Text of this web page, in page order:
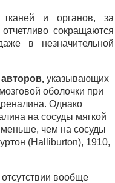
и органов, за
сокращаются
в незначительной
указывающих
оболочки при
Однако
на сосуды мягкой
меньше, чем на сосуды
(Halliburton), 1910,
вообще